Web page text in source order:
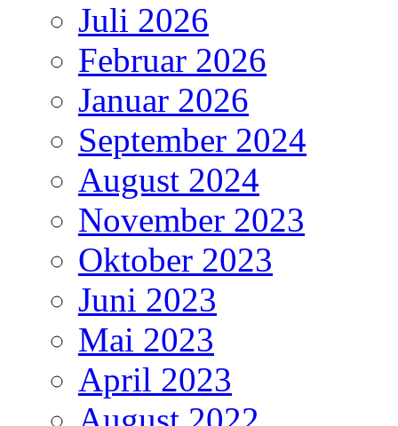
Juli 2026
Februar 2026
Januar 2026
September 2024
August 2024
November 2023
Oktober 2023
Juni 2023
Mai 2023
April 2023